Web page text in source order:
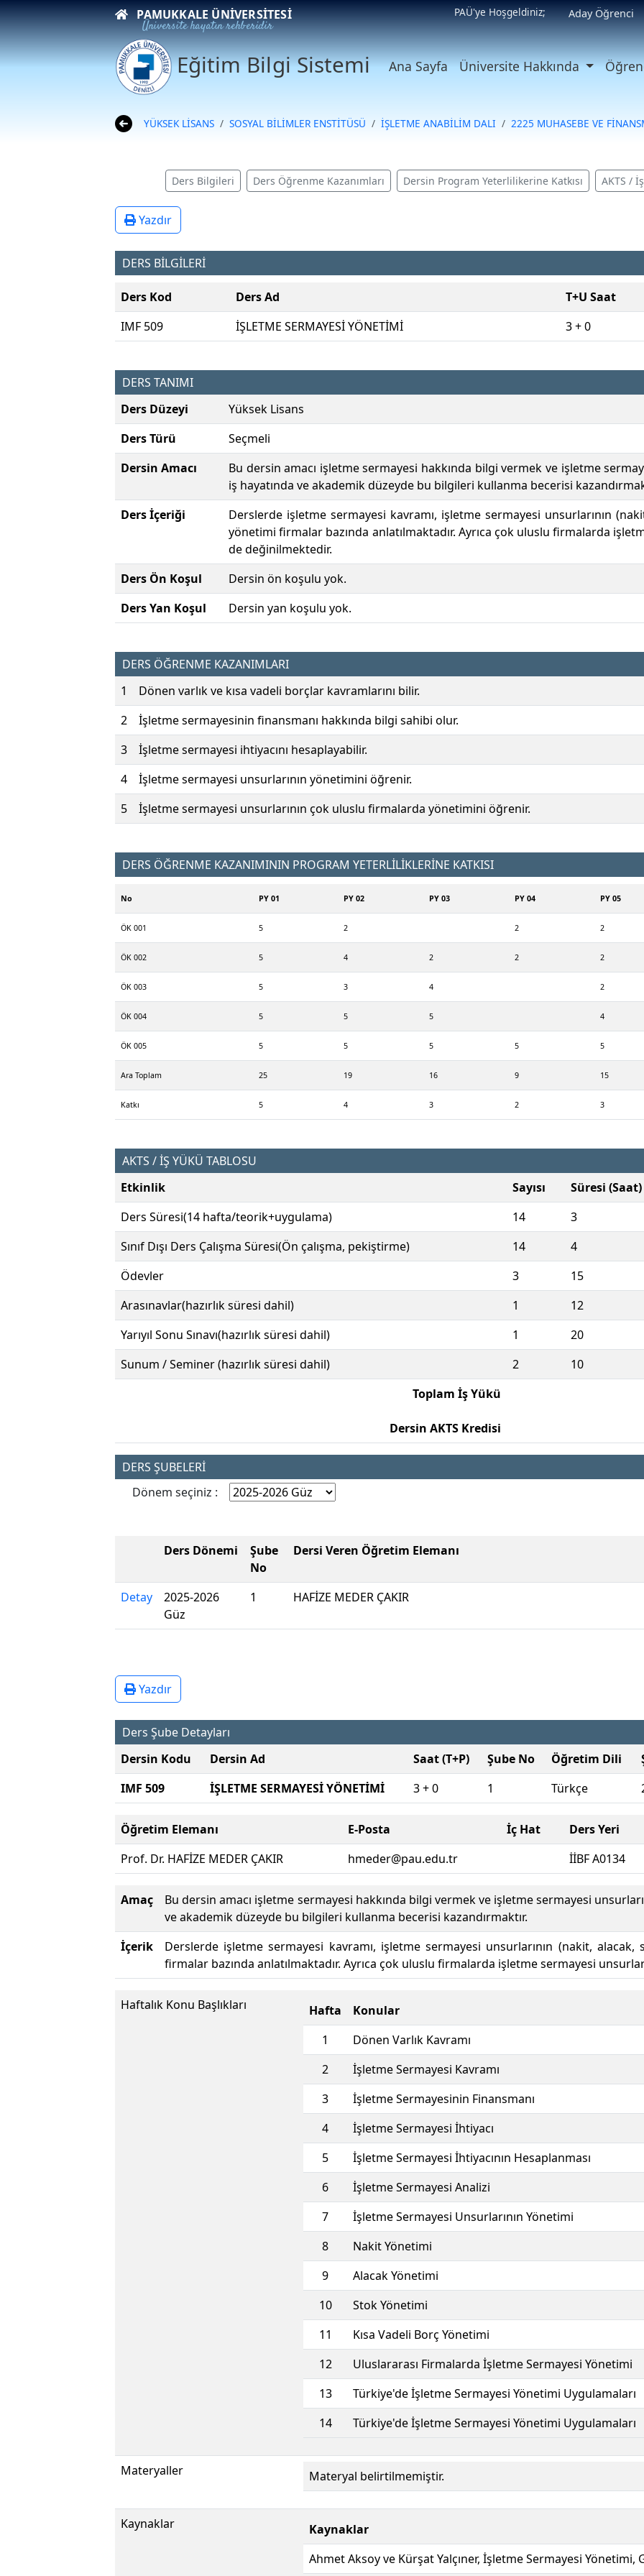
PAMUKKALE ÜNIVERSITESI
Üniversite hayatın rehberidir
PAÜ'ye Hoşgeldiniz; Aday Öğrenci
Eğitim Bilgi Sistemi Ana Sayfa Üniversite Hakkında
YÜKSEK LİSANS SOSYAL BİLİMLER ENSTİTÜSÜ İŞLETME ANABİLİM DALI 2225 MUHASEBE VE
Ders Bilgileri Ders Öğrenme Kazanımları Dersin Program Yeterlilikerine Katkısı AKTS /
Yazdır
DERS BİLGİLERİ
Ders Kod Ders Ad T+U Saat
IMF 509
İŞLETME SERMAYESİ YÖNETİMİ 3 + 0
DERS TANIMI
Ders Düzeyi
Yüksek Lisans
Ders Türü
Seçmeli
Dersin Amacı
Bu dersin amacı işletme sermayesi hakkında bilgi vermek ve işletme
iş hayatında ve akademik düzeyde bu bilgileri kullanma becerisi
Ders İçeriği
Derslerde işletme sermayesi kavramı, işletme sermayesi unsurlarının
yönetimi firmalar bazında anlatılmaktadır. Ayrıca çok uluslu firmalarda
de değinilmektedir.
Ders Ön Koşul
Dersin ön koşulu yok.
Ders Yan Koşul
Dersin yan koşulu yok.
DERS ÖĞRENME KAZANIMLARI
1
Dönen varlık ve kısa vadeli borçlar kavramlarını bilir.
2
İşletme sermayesinin finansmanı hakkında bilgi sahibi olur.
3
İşletme sermayesi ihtiyacını hesaplayabilir.
4
İşletme sermayesi unsurlarının yönetimini öğrenir.
5
İşletme sermayesi unsurlarının çok uluslu firmalarda yönetimini öğrenir.
DERS ÖĞRENME KAZANIMININ PROGRAM YETERLİLİKLERİNE KATKISI
No PY 01 PY 02 PY 03 PY 04 PY 05
ÖK 001 5 2 2 2
ÖK 002 5 4 2 2 2
ÖK 003 5 3 4 2
ÖK 004 5 5 5 4
ÖK 005 5 5 5 5 5
Ara Toplam 25 19 16 9 15
Katkı 5 4 3 2 3
AKTS / İŞ YÜKÜ TABLOSU
Etkinlik
Sayısı Süresi (Saat)
Ders Süresi(14 hafta/teorik+uygulama)
14 3
Sınıf Dışı Ders Çalışma Süresi(Ön çalışma, pekiştirme)
14 4
Ödevler
3 15
Arasınavlar(hazırlık süresi dahil)
1 12
Yarıyıl Sonu Sınavı(hazırlık süresi dahil)
1 20
Sunum / Seminer (hazırlık süresi dahil)
2 10
Toplam İş Yükü
Dersin AKTS Kredisi
DERS ŞUBELERİ
Dönem seçiniz :
Ders Dönemi
Şube
No
Dersi Veren Öğretim Elemanı
Detay
2025-2026
Güz
1 HAFİZE MEDER ÇAKIR
Yazdır
Ders Şube Detayları
Dersin Kodu
Dersin Ad Saat (T+P) Şube No Öğretim Dili
IMF 509
İŞLETME SERMAYESİ YÖNETİMİ 3 + 0 1 Türkçe
Öğretim Elemanı E-Posta İç Hat Ders Yeri
Prof. Dr. HAFİZE MEDER ÇAKIR
hmeder@pau.edu.tr İİBF A0134
Amaç
Bu dersin amacı işletme sermayesi hakkında bilgi vermek ve işletme sermayesi
ve akademik düzeyde bu bilgileri kullanma becerisi kazandırmaktır.
İçerik
Derslerde işletme sermayesi kavramı, işletme sermayesi unsurlarının (nakit,
firmalar bazında anlatılmaktadır. Ayrıca çok uluslu firmalarda işletme sermayesi
Haftalık Konu Başlıkları Hafta
Konular
1
Dönen Varlık Kavramı
2
İşletme Sermayesi Kavramı
3
İşletme Sermayesinin Finansmanı
4
İşletme Sermayesi İhtiyacı
5
İşletme Sermayesi İhtiyacının Hesaplanması
6
İşletme Sermayesi Analizi
7
İşletme Sermayesi Unsurlarının Yönetimi
8
Nakit Yönetimi
9
Alacak Yönetimi
10
Stok Yönetimi
11
Kısa Vadeli Borç Yönetimi
12
Uluslararası Firmalarda İşletme Sermayesi Yönetimi
13
Türkiye'de İşletme Sermayesi Yönetimi Uygulamaları
14
Türkiye'de İşletme Sermayesi Yönetimi Uygulamaları
Materyaller Materyal belirtilmemiştir.
Kaynaklar Kaynaklar
Ahmet Aksoy ve Kürşat Yalçıner, İşletme Sermayesi Yönetimi,